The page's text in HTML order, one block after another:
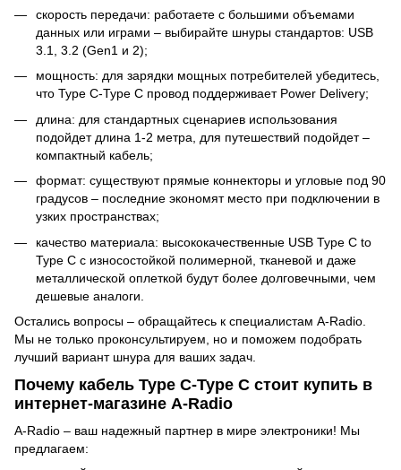
скорость передачи: работаете с большими объемами
данных или играми – выбирайте шнуры стандартов: USB
3.1, 3.2 (Gen1 и 2);
мощность: для зарядки мощных потребителей убедитесь,
что Type C-Type C провод поддерживает Power Delivery;
длина: для стандартных сценариев использования
подойдет длина 1-2 метра, для путешествий подойдет –
компактный кабель;
формат: существуют прямые коннекторы и угловые под 90
градусов – последние экономят место при подключении в
узких пространствах;
качество материала: высококачественные USB Type C to
Type C с износостойкой полимерной, тканевой и даже
металлической оплеткой будут более долговечными, чем
дешевые аналоги.
Остались вопросы – обращайтесь к специалистам A-Radio.
Мы не только проконсультируем, но и поможем подобрать
лучший вариант шнура для ваших задач.
Почему кабель Type C-Type C стоит купить в
интернет-магазине A-Radio
A-Radio – ваш надежный партнер в мире электроники! Мы
предлагаем: